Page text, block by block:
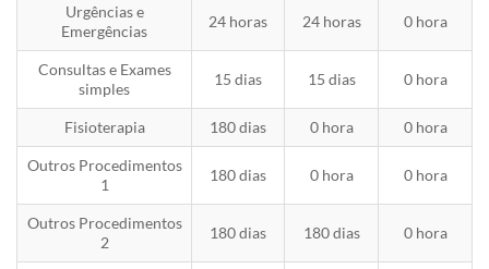
Urgências e
Emergências
24 horas 24 horas 0 hora
Consultas e Exames
simples
15 dias 15 dias 0 hora
Fisioterapia 180 dias 0 hora 0 hora
Outros Procedimentos
1
180 dias 0 hora 0 hora
Outros Procedimentos
2
180 dias 180 dias 0 hora